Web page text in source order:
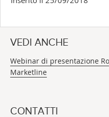
VEDI ANCHE
Webinar di presentazione
Marketline
CONTATTI